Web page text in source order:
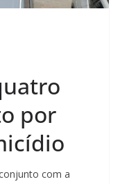
por
com a